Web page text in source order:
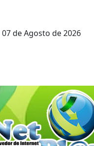
07 de Agosto de 2026